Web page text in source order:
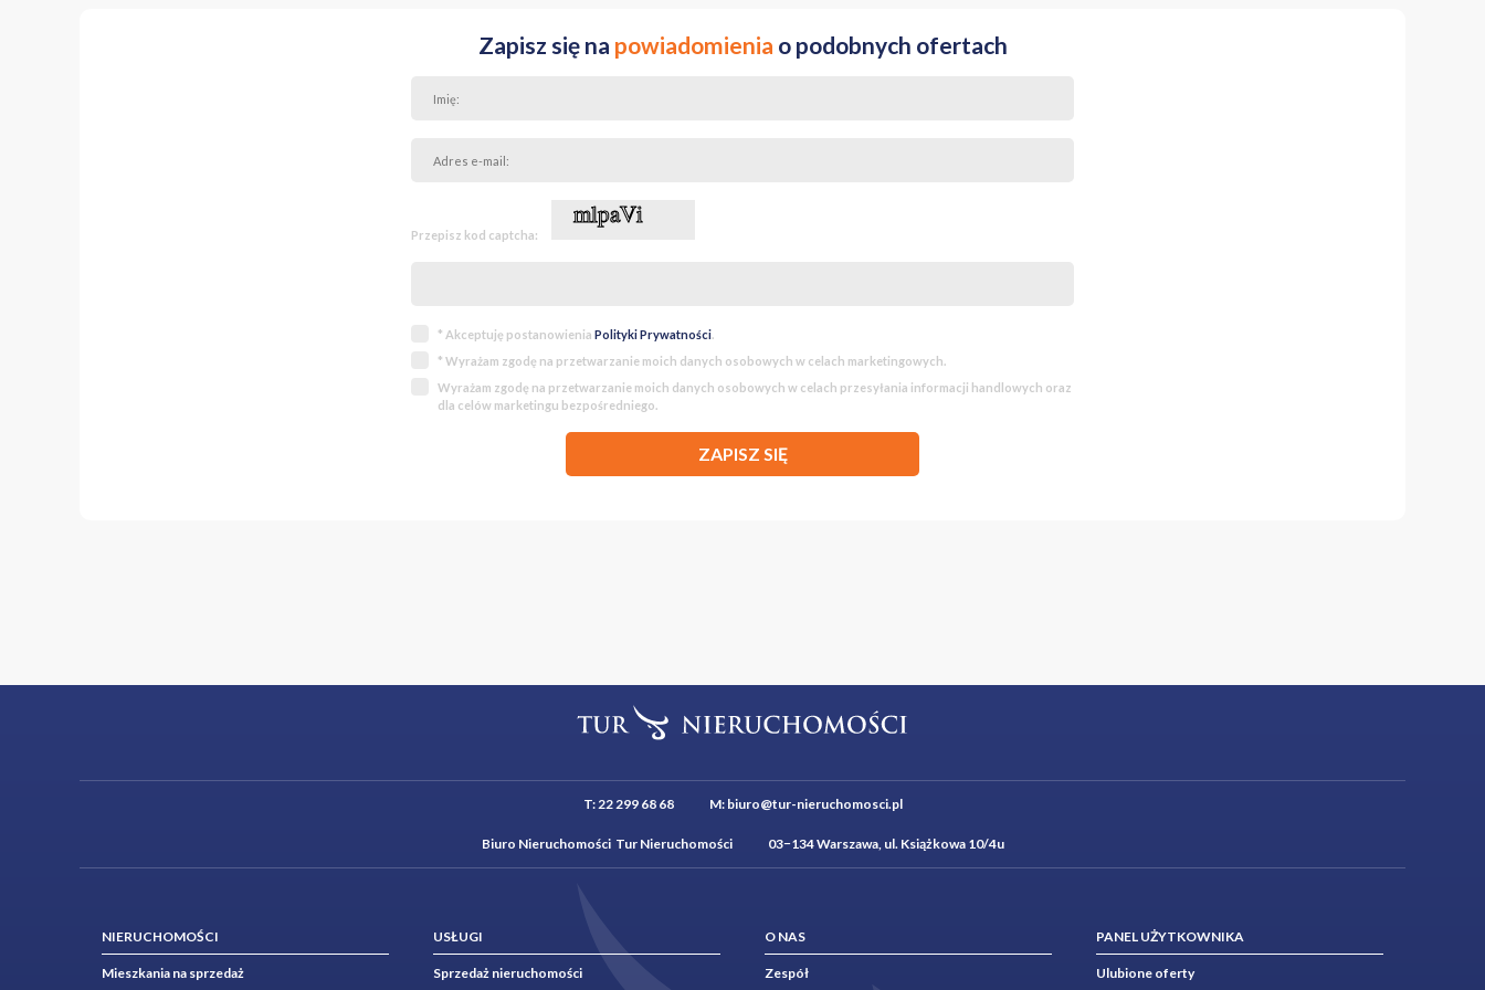
Zapisz się na powiadomienia o podobnych ofertach
Przepisz kod captcha:
* Akceptuję postanowienia Polityki Prywatności.
* Wyrażam zgodę na przetwarzanie moich danych osobowych w celach marketingowych.
Wyrażam zgodę na przetwarzanie moich danych osobowych w celach przesyłania informacji handlowych oraz
dla celów marketingu bezpośredniego.
ZAPISZ SIĘ
T:22 299 68 68M: biuro@tur-nieruchomosci.pl
Biuro Nieruchomości Tur Nieruchomości 03−134 Warszawa, ul. Książkowa 10/4u
NIERUCHOMOŚCI
Mieszkania na sprzedaż
USŁUGI
Sprzedaż nieruchomości
O NAS
Zespół
PANEL UŻYTKOWNIKA
Ulubione oferty